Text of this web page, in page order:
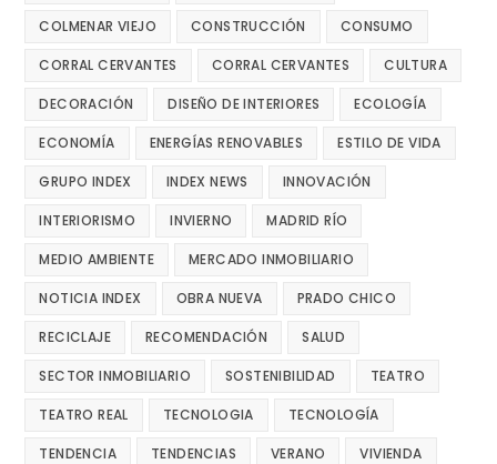
COLMENAR VIEJO CONSTRUCCIÓN CONSUMO
CORRAL CERVANTES CORRAL CERVANTES CULTURA
DECORACIÓN DISEÑO DE INTERIORES ECOLOGÍA
ECONOMÍA ENERGÍAS RENOVABLES ESTILO DE VIDA
GRUPO INDEX INDEX NEWS INNOVACIÓN
INTERIORISMO INVIERNO MADRID RÍO
MEDIO AMBIENTE MERCADO INMOBILIARIO
NOTICIA INDEX OBRA NUEVA PRADO CHICO
RECICLAJE RECOMENDACIÓN SALUD
SECTOR INMOBILIARIO SOSTENIBILIDAD TEATRO
TEATRO REAL TECNOLOGIA TECNOLOGÍA
TENDENCIA TENDENCIAS VERANO VIVIENDA